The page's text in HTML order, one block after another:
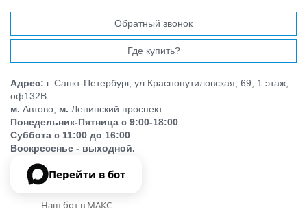
Обратный звонок
Где купить?
Адрес: г. Санкт-Петербург, ул.Краснопутиловская, 69, 1 этаж,
оф132В
м. Автово, м. Ленинский проспект
Понедельник-Пятница с 9:00-18:00
Суббота с 11:00 до 16:00
Воскресенье - выходной.
Перейти в бот
Наш бот в МАКС